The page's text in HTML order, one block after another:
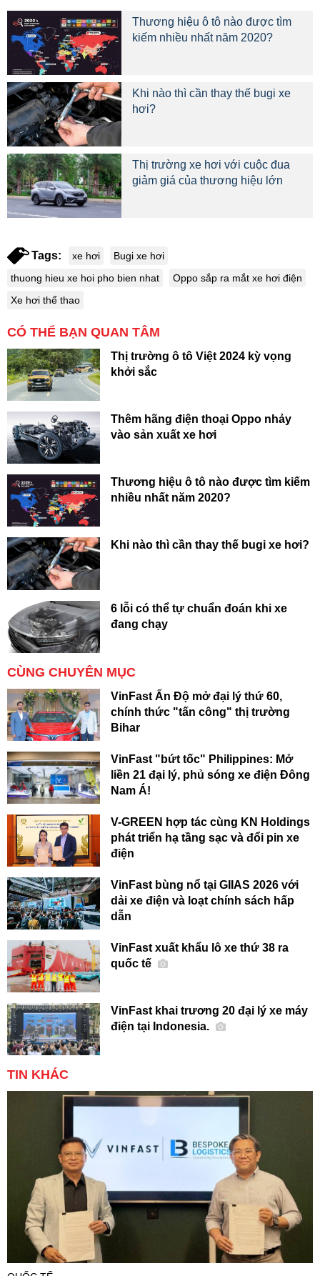
Thương hiệu ô tô nào được tìm
kiếm nhiều nhất năm 2020?
Khi nào thì cần thay thế bugi xe
hơi?
Thị trường xe hơi với cuộc đua
giảm giá của thương hiệu lớn
Tags: xe hơi
Bugi xe hơi
thuong hieu xe hoi pho bien nhat
Oppo sắp ra mắt xe hơi điện
Xe hơi thể thao
CÓ THỂ BẠN QUAN TÂM
Thị trường ô tô Việt 2024 kỳ vọng
khởi sắc
Thêm hãng điện thoại Oppo nhảy
vào sản xuất xe hơi
Thương hiệu ô tô nào được tìm kiếm
nhiều nhất năm 2020?
Khi nào thì cần thay thế bugi xe hơi?
6 lỗi có thể tự chuẩn đoán khi xe
đang chạy
CÙNG CHUYÊN MỤC
VinFast Ấn Độ mở đại lý thứ 60,
chính thức "tấn công" thị trường
Bihar
VinFast "bứt tốc" Philippines: Mở
liền 21 đại lý, phủ sóng xe điện Đông
Nam Á!
V-GREEN hợp tác cùng KN Holdings
phát triển hạ tầng sạc và đổi pin xe
điện
VinFast bùng nổ tại GIIAS 2026 với
dải xe điện và loạt chính sách hấp
dẫn
VinFast xuất khẩu lô xe thứ 38 ra
quốc tế
VinFast khai trương 20 đại lý xe máy
điện tại Indonesia.
TIN KHÁC